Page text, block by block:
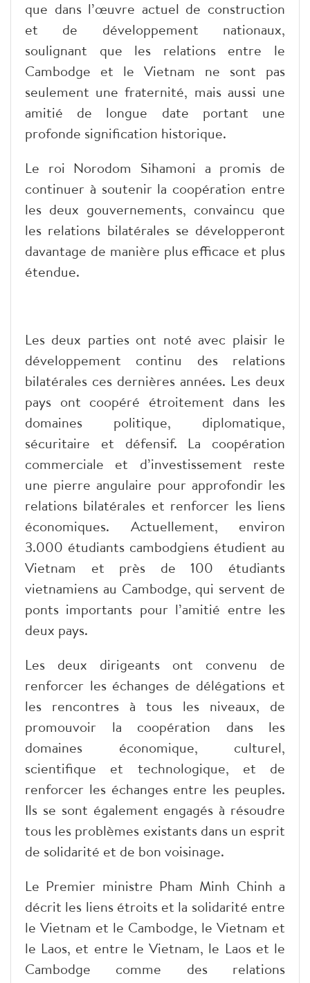
que dans l’œuvre actuel de construction
et de développement nationaux,
soulignant que les relations entre le
Cambodge et le Vietnam ne sont pas
seulement une fraternité, mais aussi une
amitié de longue date portant une
profonde signification historique.
Le roi Norodom Sihamoni a promis de
continuer à soutenir la coopération entre
les deux gouvernements, convaincu que
les relations bilatérales se développeront
davantage de manière plus efficace et plus
étendue.
Les deux parties ont noté avec plaisir le
développement continu des relations
bilatérales ces dernières années. Les deux
pays ont coopéré étroitement dans les
domaines politique, diplomatique,
sécuritaire et défensif. La coopération
commerciale et d’investissement reste
une pierre angulaire pour approfondir les
relations bilatérales et renforcer les liens
économiques. Actuellement, environ
3.000 étudiants cambodgiens étudient au
Vietnam et près de 100 étudiants
vietnamiens au Cambodge, qui servent de
ponts importants pour l’amitié entre les
deux pays.
Les deux dirigeants ont convenu de
renforcer les échanges de délégations et
les rencontres à tous les niveaux, de
promouvoir la coopération dans les
domaines économique, culturel,
scientifique et technologique, et de
renforcer les échanges entre les peuples.
Ils se sont également engagés à résoudre
tous les problèmes existants dans un esprit
de solidarité et de bon voisinage.
Le Premier ministre Pham Minh Chinh a
décrit les liens étroits et la solidarité entre
le Vietnam et le Cambodge, le Vietnam et
le Laos, et entre le Vietnam, le Laos et le
Cambodge comme des relations